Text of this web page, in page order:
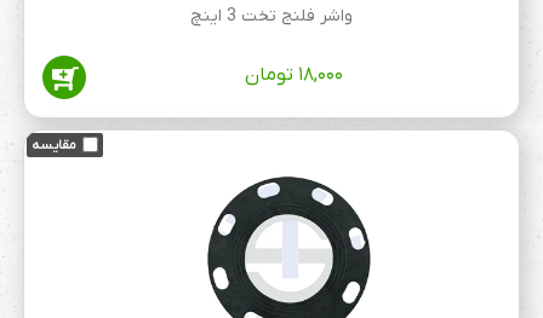
واشر فلنج تخت 3 اینچ
۱۸,۰۰۰ تومان